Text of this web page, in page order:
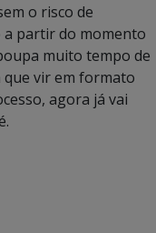
o risco de
partir do momento
muito tempo de
vir em formato
agora já vai